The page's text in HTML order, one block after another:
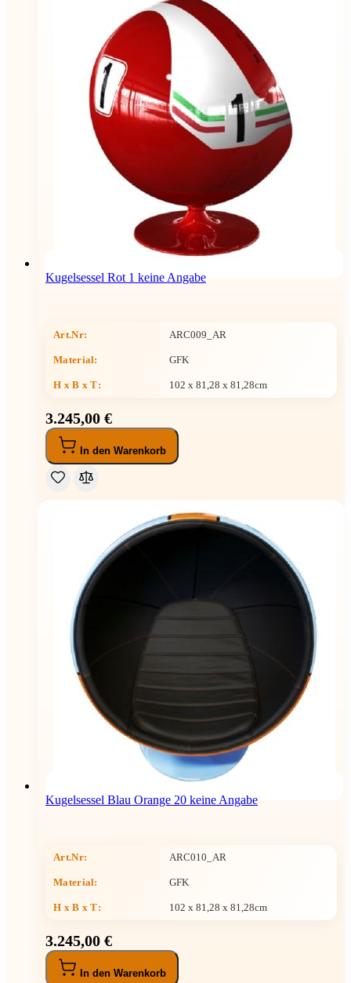
Kugelsessel Rot 1 keine Angabe
Art.Nr: ARC009_AR
Material: GFK
H x B x T: 102 x 81,28 x 81,28cm
3.245,00 €
In den Warenkorb
Kugelsessel Blau Orange 20 keine Angabe
Art.Nr: ARC010_AR
Material: GFK
H x B x T: 102 x 81,28 x 81,28cm
3.245,00 €
In den Warenkorb